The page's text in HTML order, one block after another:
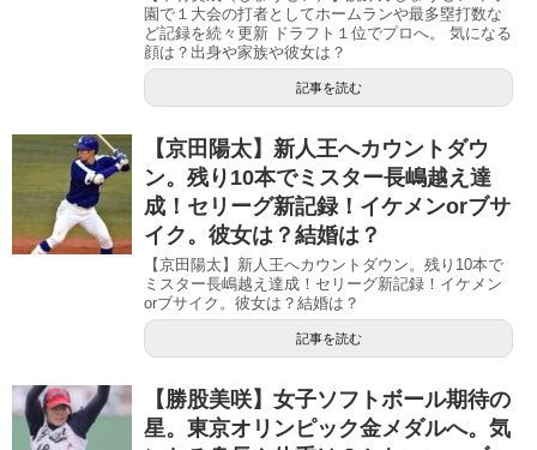
園で１大会の打者としてホームランや最多塁打数な
ど記録を続々更新 ドラフト１位でプロへ。 気になる
顔は？出身や家族や彼女は？
記事を読む
【京田陽太】新人王へカウントダウ
ン。残り10本でミスター長嶋越え達
成！セリーグ新記録！イケメンorブサ
イク。彼女は？結婚は？
【京田陽太】新人王へカウントダウン。残り10本で
ミスター長嶋越え達成！セリーグ新記録！イケメン
orブサイク。彼女は？結婚は？
記事を読む
【勝股美咲】女子ソフトボール期待の
星。東京オリンピック金メダルへ。気